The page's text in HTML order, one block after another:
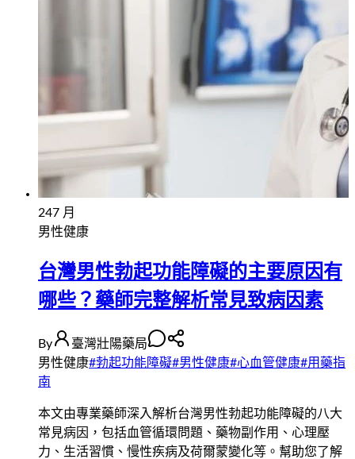
247 月
男性健康
台灣男性勃起功能障礙的主要原因有
哪些？藥師完整解析常見致病因素
By
臺灣壯陽藥局
男性健康#勃起功能障礙#男性健康#心血管健康#用藥指
南
本文由專業藥師深入解析台灣男性勃起功能障礙的八大
常見病因，包括血管循環問題、藥物副作用、心理壓
力、生活習慣、慢性疾病及荷爾蒙變化等。幫助您了解